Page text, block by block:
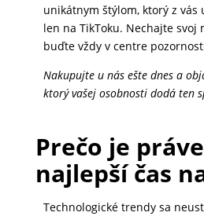
unikátnym štýlom, ktorý z
len na TikToku. Nechajte svoj
buďte vždy v centre
Nakupujte u nás ešte dnes a
ktorý vašej osobnosti dodá ten
Prečo je
najlepší čas
Technologické trendy sa